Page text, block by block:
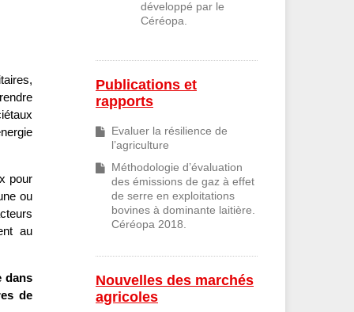
pour
ou
au
dans
de
développé par le
Céréopa.
Publications et
rapports
Evaluer la résilience de
l’agriculture
Méthodologie d’évaluation
des émissions de gaz à effet
de serre en exploitations
bovines à dominante laitière.
Céréopa 2018.
Nouvelles des marchés
agricoles